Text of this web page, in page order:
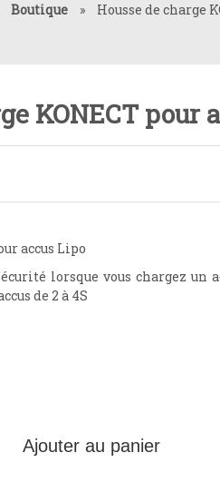
Boutique » Housse de charge
KONECT pour
accus Lipo
lorsque vous chargez un
de 2 à 4S
Ajouter au panier